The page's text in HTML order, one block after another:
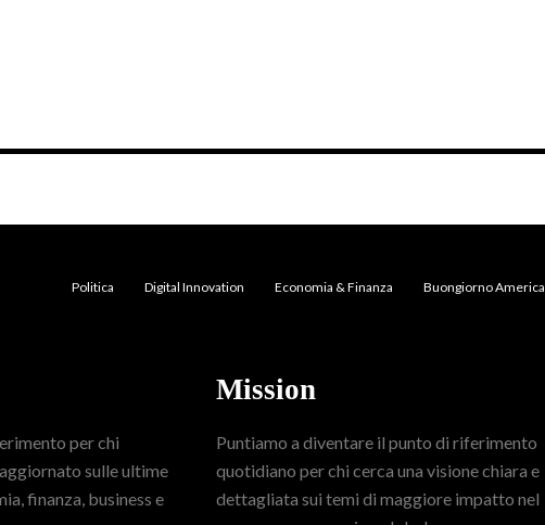
Politica Digital Innovation Economia & Finanza Buongiorno America
per chi
sulle ultime
finanza, business e
Mission
Puntiamo a diventare il punto di riferimento
quotidiano per chi cerca una visione chiara e
dettagliata sui temi di maggiore impatto nel